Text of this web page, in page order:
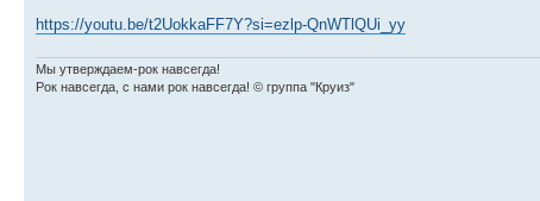
https://youtu.be/t2UokkaFF7Y?si=ezlp-QnWTlQUi_yy
Мы утверждаем-рок навсегда!
Рок навсегда, с нами рок навсегда! © группа "Круиз"